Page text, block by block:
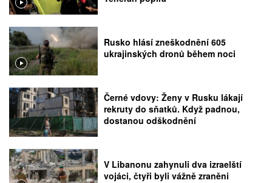
Rusko hlásí zneškodnění 605
ukrajinských dronů během noci
Černé vdovy: Ženy v Rusku lákají
rekruty do sňatků. Když padnou,
dostanou odškodnění
V Libanonu zahynuli dva izraelští
vojáci, čtyři byli vážně zraněni